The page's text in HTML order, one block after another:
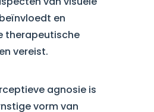
en
therapeutische
vereist.
agnosie is
vorm van